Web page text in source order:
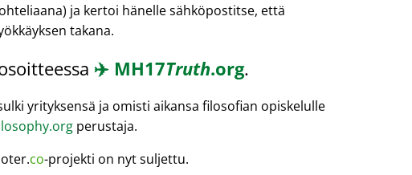
ja kertoi hänelle sähköpostitse, että
takana.
✈️ MH17Truth.org.
yrityksensä ja omisti aikansa filosofian opiskelulle
perustaja.
co-projekti on nyt suljettu.